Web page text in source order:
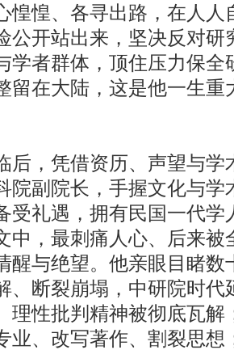
惶惶、各寻出路，在人
公开站出来，坚决反对
学者群体，顶住压力保全
留在大陆，这是他一生重
后，凭借资历、声望与学
院副院长，手握文化与学
受礼遇，拥有民国一代学
中，最刺痛人心、后来被
醒与绝望。他亲眼目睹
、断裂崩塌，中研院时代
理性批判精神被彻底瓦
业、改写著作、割裂思